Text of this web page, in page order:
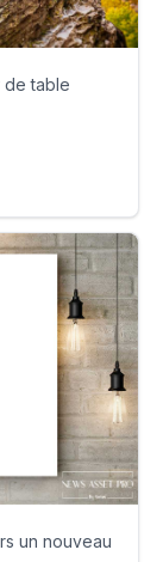
de table
un nouveau